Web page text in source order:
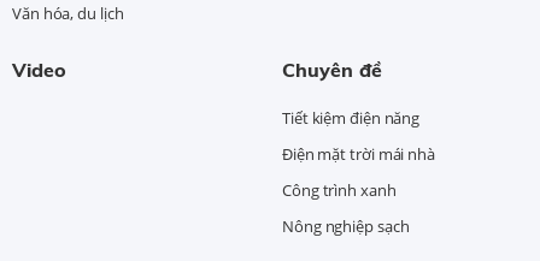
Văn hóa, du lịch
Video Chuyên đề
Tiết kiệm điện năng
Điện mặt trời mái nhà
Công trình xanh
Nông nghiệp sạch